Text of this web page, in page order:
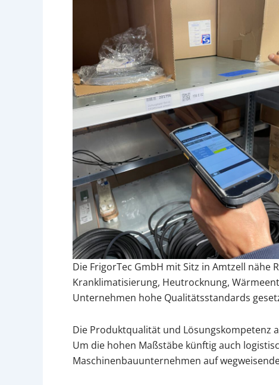
Die FrigorTec GmbH mit Sitz in Amtzell
Kranklimatisierung, Heutrocknung,
Unternehmen hohe Qualitätsstandards
Die Produktqualität und Lösungskompetenz
Um die hohen Maßstäbe künftig auch
Maschinenbauunternehmen auf